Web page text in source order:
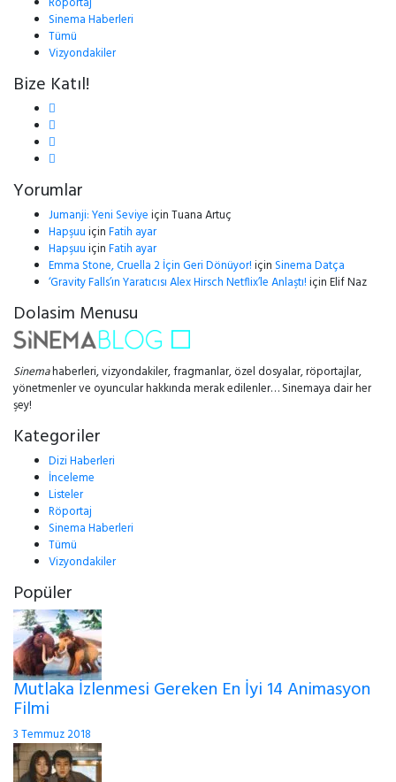
Sinema Haberleri
Tümü
Vizyondakiler
Bize Katıl!
Yorumlar
Jumanji: Yeni SeviyeiçinTuana Artuç
HapşuuiçinFatih ayar
HapşuuiçinFatih ayar
Emma Stone, Cruella 2 İçin Geri Dönüyor!için Sinema Datça
‘Gravity Falls’ın Yaratıcısı Alex Hirsch Netflix’le Anlaştı!içinElif Naz
Dolasim Menusu
Sinemahaberleri, vizyondakiler, fragmanlar, özel dosyalar, röportajlar,
yönetmenler ve oyuncular hakkında merak edilenler… Sinemaya dair her
şey!
Kategoriler
Dizi Haberleri
İnceleme
Listeler
Röportaj
Sinema Haberleri
Tümü
Vizyondakiler
Popüler
Mutlaka İzlenmesi Gereken En İyi 14 Animasyon
Filmi
3 Temmuz 2018